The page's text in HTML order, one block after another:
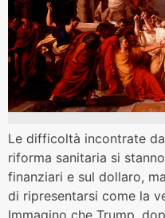
Le difficoltà incontrate
riforma sanitaria si
finanziari e sul dollaro,
di ripresentarsi come la
Immagino che Trump,